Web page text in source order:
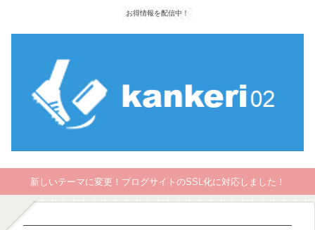
お得情報を配信中！
新しいテーマに変更！ブログサイトのSSL化に対応しました！